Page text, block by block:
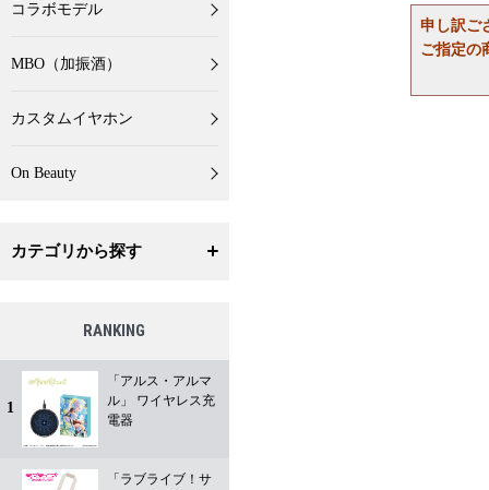
申し訳ご
ご指定の
コラボモデル
MBO（加振酒）
カスタムイヤホン
On Beauty
カテゴリから探す
RANKING
1
「アルス・アルマ
ル」 ワイヤレス充
電器
「ラブライブ！サ